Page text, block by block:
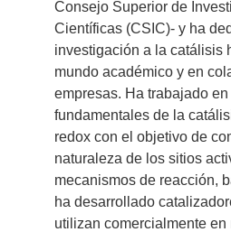
Consejo Superior de
Científicas (CSIC)- y ha
investigación a la catálisis
mundo académico y en
empresas. Ha trabajado
fundamentales de la
redox con el objetivo de
naturaleza de los sitios
mecanismos de reacción,
ha desarrollado
utilizan comercialmente en